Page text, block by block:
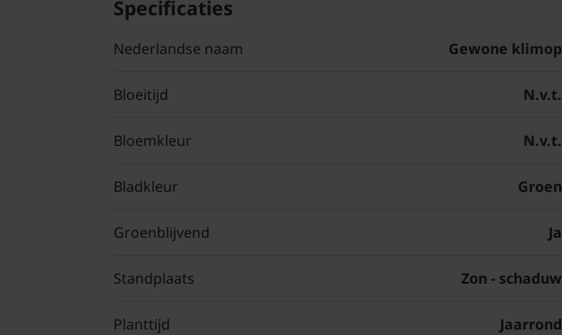
Specificaties
Nederlandse naam Gewone klimop
Bloeitijd N.v.t.
Bloemkleur N.v.t.
Bladkleur Groen
Groenblijvend Ja
Standplaats Zon - schaduw
Planttijd Jaarrond